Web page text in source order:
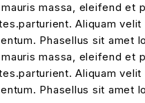
massa, eleifend
Aliquam
Phasellus sit amet
massa, eleifend
Aliquam
Phasellus sit amet